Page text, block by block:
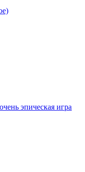
эпическая игра